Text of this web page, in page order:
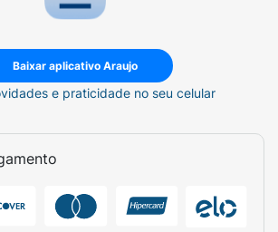
Baixar aplicativo Araujo
e praticidade no seu celular